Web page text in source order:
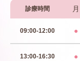
診療時間 月
09:00-12:00 ●
13:00-16:30 ●